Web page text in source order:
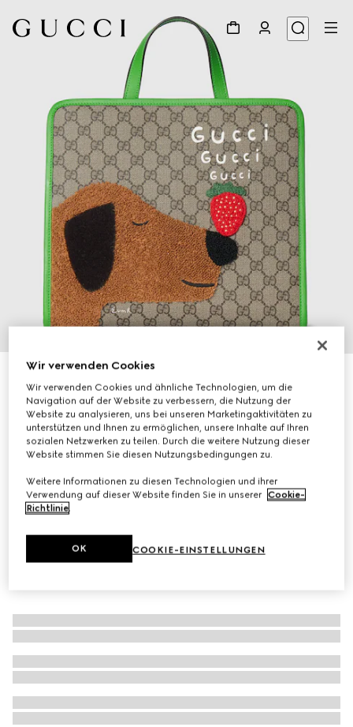
GG Kinder-Shopper mit Print
€ 790
Variantenbeigefarbener und brauner GG Supreme
Wir verwenden Cookies
Wir verwenden Cookies und ähnliche Technologien, um die
Navigation auf der Website zu verbessern, die Nutzung der
Website zu analysieren, uns bei unseren Marketingaktivitäten zu
unterstützen und Ihnen zu ermöglichen, unsere Inhalte auf Ihren
sozialen Netzwerken zu teilen. Durch die weitere Nutzung dieser
Website stimmen Sie diesen Nutzungsbedingungen zu.
Weitere Informationen zu diesen Technologien und ihrer
Verwendung auf dieser Website finden Sie in unserer Cookie-
Richtlinie.
COOKIE-EINSTELLUNGEN
OK